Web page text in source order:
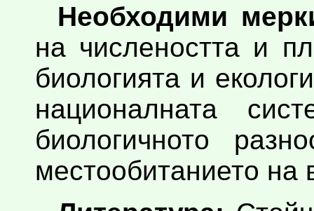
Необходими
на числеността и
биологията и
националната
биологичното
местообитанието на